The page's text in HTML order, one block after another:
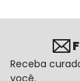
Receba
você.